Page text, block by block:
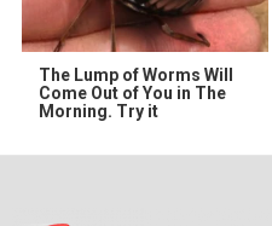
The Lump of Worms Will
Come Out of You in The
Morning. Try it